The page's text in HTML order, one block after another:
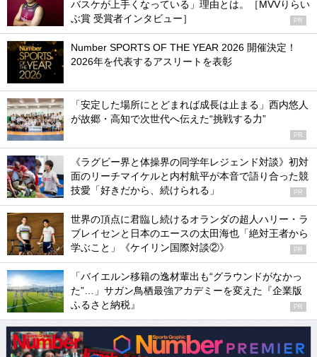
バスケが上手くなっている」理由とは。［MVVりらい
ぶ賞 受賞者インタビュー］
PR
Number SPORTS OF THE YEAR 2026 開催決定！
2026年を代表するアスリートを表彰
「安定した場所にとどまれば成長は止まる」西内悠人
が故郷・高知で次世代へ伝えた“挑戦する力”
PR
《ラグビー界と体操界の同学年レジェンド対談》初対
面のリーチマイケルと内村航平が本音で語り合った競
技愛「好きだから、続けられる」
PR
世界の頂点に君臨し続けるオランダの超人ハリー・ラ
ブレイセンと日本のエースの太田海也「絶対王者から
学ぶこと」《ケイリン国際対談②》
PR
「バイエルン移籍の逸材輩出も“グラウンドがなかっ
た”…」サガン鳥栖最強アカデミーを変えた『企業版
ふるさと納税』
PR